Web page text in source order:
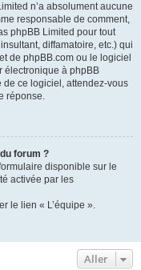
n’a absolument aucune
responsable de comment,
phpBB Limited pour tout
diffamatoire, etc.) qui
de phpBB.com ou le logiciel
électronique à phpBB
de ce logiciel, attendez-vous
réponse.
forum ?
disponible sur le
activée par les
le lien « L’équipe ».
Aller